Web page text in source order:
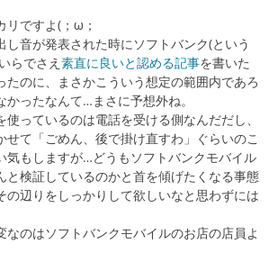
リですよ(；ω；
し音が発表された時にソフトバンク(という
らでさえ 素直に良いと認める記事を書いた
たのに、まさかこういう想定の範囲内であろ
かったなんて…まさに予想外ね。
使っているのは電話を受ける側なんだだし、
せて「ごめん、後で掛け直すわ」ぐらいのこ
気もしますが…どうもソフトバンクモバイル
と検証しているのかと首を傾げたくなる事態
の辺りをしっかりして欲しいなと思わずには
なのはソフトバンクモバイルのお店の店員よ